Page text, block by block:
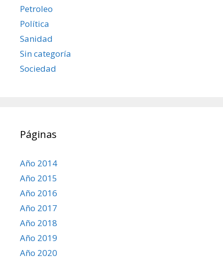
Petroleo
Política
Sanidad
Sin categoría
Sociedad
Páginas
Año 2014
Año 2015
Año 2016
Año 2017
Año 2018
Año 2019
Año 2020